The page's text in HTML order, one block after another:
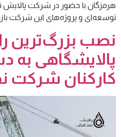
هرمزگان با حضور در شرکت پالایش
توسعه‌ای و پروژه‌های این شرکت
نصب بزرگ‌ترین
پالایشگاهی به
کارکنان شرکت